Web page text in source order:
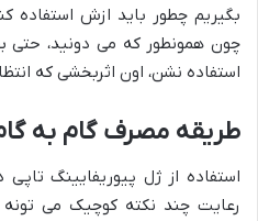
بگیریم چطور باید ازش استفاده
چون همونطور که می دونید،
استفاده نشن، اون اثربخشی که
طریقه مصرف گام به
استفاده از ژل پیوریفایینگ
رعایت چند نکته کوچیک می تونه